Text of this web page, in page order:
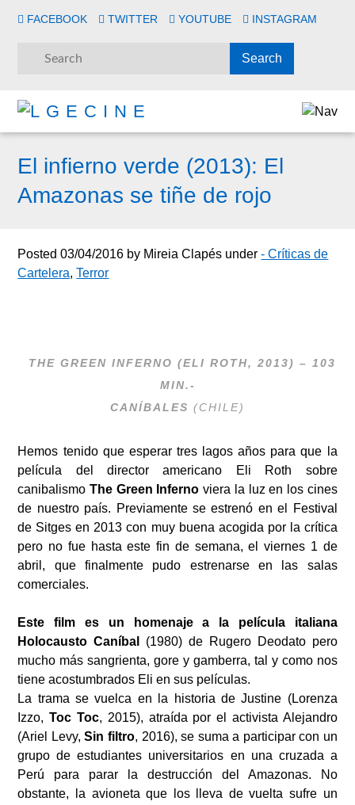
FACEBOOK TWITTER YOUTUBE INSTAGRAM
El infierno verde (2013): El
Amazonas se tiñe de rojo
Posted03/04/2016 by Mireia Clapés under- Críticas de
Cartelera,Terror
THE GREEN INFERNO (ELI ROTH, 2013) – 103
MIN.-
CANÍBALES (CHILE)
Hemos tenido que esperar tres lagos años para que la
película del director americano Eli Roth sobre
canibalismoThe Green Inferno viera la luz en los cines
de nuestro país. Previamente se estrenó en el Festival
de Sitges en 2013 con muy buena acogida por la crítica
pero no fue hasta este fin de semana, el viernes 1 de
abril, que finalmente pudo estrenarse en las salas
comerciales.
Este film es un homenaje a
la película
italiana
Holocausto Caníbal
(1980) de Rugero Deodato pero
mucho más sangrienta, gore y gamberra, tal y como nos
tiene acostumbrados Eli en sus películas.
La trama se vuelca en la historia de Justine (Lorenza
Izzo,Toc Toc, 2015), atraída por el activista Alejandro
(Ariel Levy,Sin filtro, 2016), se suma a participar con un
grupo de estudiantes universitarios en una cruzada a
Perú para parar la destrucción del Amazonas. No
obstante, la avioneta que los lleva de vuelta sufre un